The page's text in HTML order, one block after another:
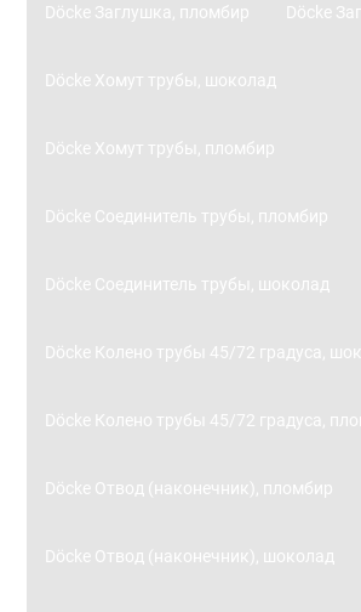
Döcke Заглушка, пломбир Döcke
Döcke Хомут трубы, шоколад
Döcke Хомут трубы, пломбир
Döcke Соединитель трубы, пломбир
Döcke Соединитель трубы, шоколад
Döcke Колено трубы 45/72 градуса,
Döcke Колено трубы 45/72 градуса,
Döcke Отвод (наконечник), пломбир
Döcke Отвод (наконечник), шоколад